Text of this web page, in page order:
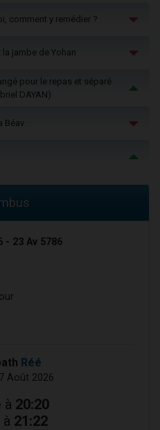
comment y remédier ?
la jambe de Yohan
pour le repas et séparé
DAYAN)
Béav
- 23 Av 5786
Réé
Août 2026
à 20:20
21:22